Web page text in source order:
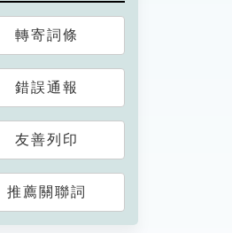
轉寄詞條
錯誤通報
友善列印
推薦關聯詞